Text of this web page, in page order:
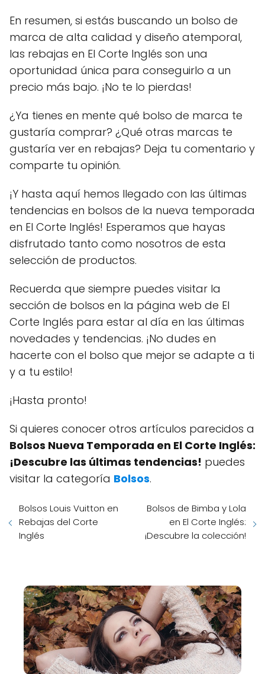
En resumen, si estás buscando un bolso de
marca de alta calidad y diseño atemporal,
las rebajas en El Corte Inglés son una
oportunidad única para conseguirlo a un
precio más bajo. ¡No te lo pierdas!
¿Ya tienes en mente qué bolso de marca te
gustaría comprar? ¿Qué otras marcas te
gustaría ver en rebajas? Deja tu comentario y
comparte tu opinión.
¡Y hasta aquí hemos llegado con las últimas
tendencias en bolsos de la nueva temporada
en El Corte Inglés! Esperamos que hayas
disfrutado tanto como nosotros de esta
selección de productos.
Recuerda que siempre puedes visitar la
sección de bolsos en la página web de El
Corte Inglés para estar al día en las últimas
novedades y tendencias. ¡No dudes en
hacerte con el bolso que mejor se adapte a ti
y a tu estilo!
¡Hasta pronto!
Si quieres conocer otros artículos parecidos a
Bolsos Nueva Temporada en El Corte Inglés:
¡Descubre las últimas tendencias! puedes
visitar la categoría Bolsos.
Bolsos Louis Vuitton en
Rebajas del Corte
Inglés
Bolsos de Bimba y Lola
en El Corte Inglés:
¡Descubre la colección!